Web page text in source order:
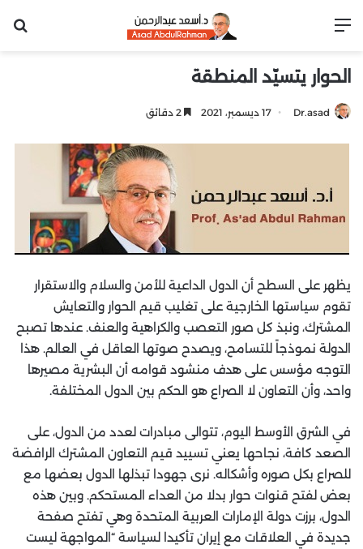
الحوار يتسيّد المنطقة
Dr.asad 17 ديسمبر، 2021
يظهر على السطح أن الدول الداعية للأمن والسلام والاستقرار
تقوم سياستها الخارجية على تغليب قيم الحوار والتعايش
المشترك، ونبذ كل صور التعصب والكراهية والعنف. عندها تصبح
الدولة نموذجاً للتسامح، ويصدح صوتها العاقل في العالم. هذا
التوجه مؤسس على هدف منشود قوامه أن البشرية مصيرها
واحد، وأن التعاون لا الصراع هو الحكم بين الدول المختلفة.
في الشرق الأوسط اليوم، تتوالى مبادرات لعدد من الدول، على
الصعد كافة، نجاحها يعني تسييد قيم التعاون المشترك الرافضة
للصراع بكل صوره وأشكاله. نرى جهودا تبذلها الدول بعضها مع
بعض لفتح قنوات حوار بدلا من العداء المستحكم. وبين هذه
الدول، برزت دولة الإمارات العربية المتحدة وهي تفتح صفحة
جديدة في العلاقات مع إيران تأكيدا لسياسة “المواجهة ليست